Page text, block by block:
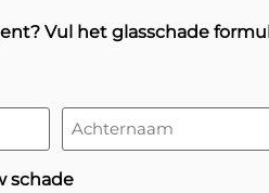
Vul het glasschade
schade